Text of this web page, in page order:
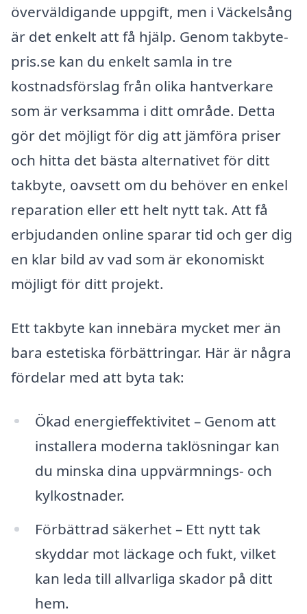
överväldigande uppgift, men i Väckelsång
är det enkelt att få hjälp. Genom takbyte-
pris.se kan du enkelt samla in tre
kostnadsförslag från olika hantverkare
som är verksamma i ditt område. Detta
gör det möjligt för dig att jämföra priser
och hitta det bästa alternativet för ditt
takbyte, oavsett om du behöver en enkel
reparation eller ett helt nytt tak. Att få
erbjudanden online sparar tid och ger dig
en klar bild av vad som är ekonomiskt
möjligt för ditt projekt.
Ett takbyte kan innebära mycket mer än
bara estetiska förbättringar. Här är några
fördelar med att byta tak:
Ökad energieffektivitet – Genom att
installera moderna taklösningar kan
du minska dina uppvärmnings- och
kylkostnader.
Förbättrad säkerhet – Ett nytt tak
skyddar mot läckage och fukt, vilket
kan leda till allvarliga skador på ditt
hem.